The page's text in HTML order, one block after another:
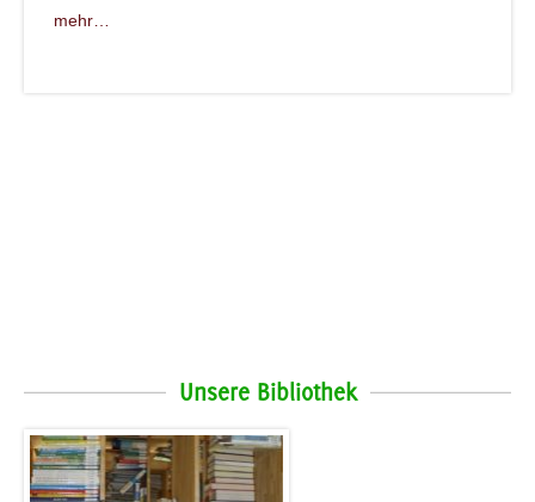
mehr…
Unsere Bibliothek